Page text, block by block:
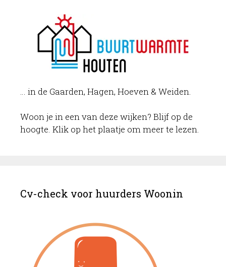
… in de Gaarden, Hagen, Hoeven & Weiden.
Woon je in een van deze wijken? Blijf op de
hoogte. Klik op het plaatje om meer te lezen.
Cv-check voor huurders Woonin